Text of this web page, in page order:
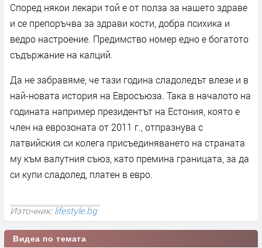
Според някои лекари той е от полза за нашето здраве
и се препоръчва за здрави кости, добра психика и
ведро настроение. Предимство номер едно е богатото
съдържание на калций.
Да не забравяме, че тази година сладоледът влезе и в
най-новата история на Евросъюза. Така в началото на
годината например президентът на Естония, която е
член на еврозоната от 2011 г., отпразнува с
латвийския си колега присъединяването на страната
му към валутния съюз, като премина границата, за да
си купи сладолед, платен в евро.
Източник:lifestyle.bg
Видеа по темата